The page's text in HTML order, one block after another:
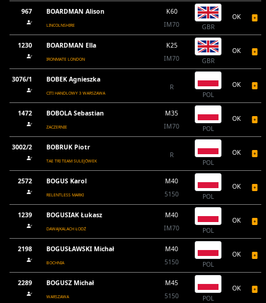
967 BOARDMAN Alison
LINCOLNSHIRE
K60
IM70
GBR
OK
1230 BOARDMAN Ella
IRONMATE LONDON
K25
IM70
GBR
OK
3076/1 BOBEK Agnieszka
CITI HANDLOWY 3 WARSZAWA
R
POL
OK
1472 BOBOLA Sebastian
ZACZERNIE
M35
IM70
POL
OK
3002/2 BOBRUK Piotr
TAE TRI TEAM SULEJÓWEK
R
POL
OK
2572 BOGUS Karol
RELENTLESS MARKI
M40
5150
POL
OK
1239 BOGUSIAK Łukasz
DAWAJKALACH ŁODŹ
M40
IM70
POL
OK
2198 BOGUSŁAWSKI Michał
BOCHNIA
M40
5150
POL
OK
2289 BOGUSZ Michał
WARSZAWA
M45
5150
POL
OK